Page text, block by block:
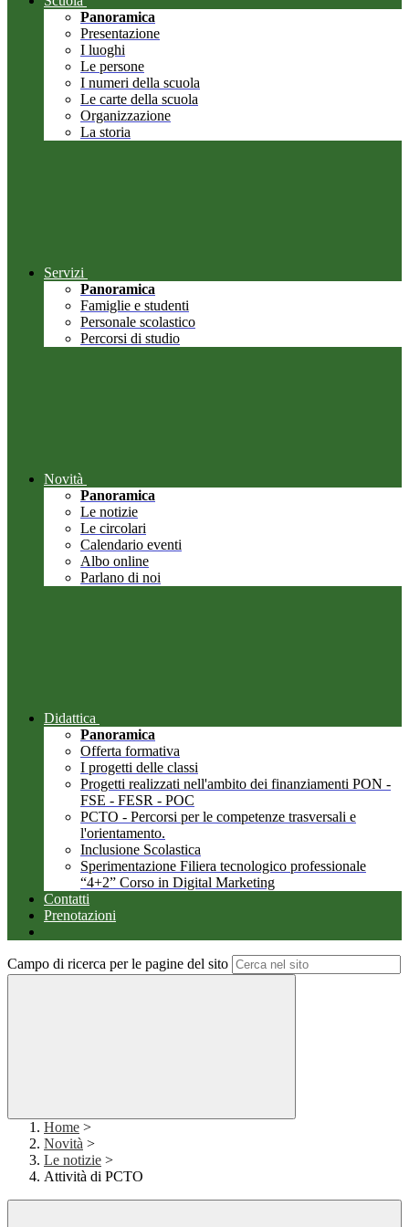
Panoramica
Presentazione
I luoghi
Le persone
I numeri della scuola
Le carte della scuola
Organizzazione
La storia
Servizi
Panoramica
Famiglie e studenti
Personale scolastico
Percorsi di studio
Novità
Panoramica
Le notizie
Le circolari
Calendario eventi
Albo online
Parlano di noi
Didattica
Panoramica
Offerta formativa
I progetti delle classi
Progetti realizzati nell'ambito dei finanziamenti PON -
FSE - FESR - POC
PCTO - Percorsi per le competenze trasversali e
l'orientamento.
Inclusione Scolastica
Sperimentazione Filiera tecnologico professionale
“4+2” Corso in Digital Marketing
Contatti
Prenotazioni
Campo di ricerca per le pagine del sito
Home >
Novità >
Le notizie >
Attività di PCTO